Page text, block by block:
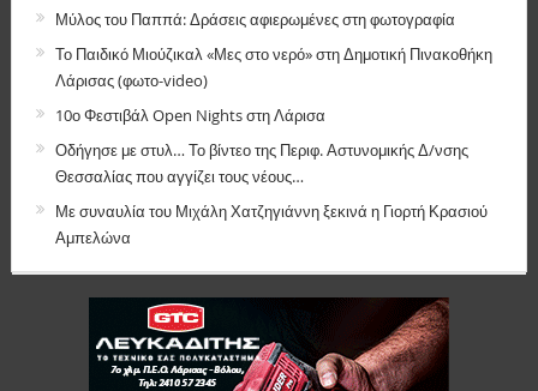
Μύλος του Παππά: Δράσεις αφιερωμένες στη φωτογραφία
Το Παιδικό Μιούζικαλ «Μες στο νερό» στη Δημοτική Πινακοθήκη
Λάρισας (φωτο-video)
10ο Φεστιβάλ Open Nights στη Λάρισα
Οδήγησε με στυλ… Το βίντεο της Περιφ. Αστυνομικής Δ/νσης
Θεσσαλίας που αγγίζει τους νέους…
Με συναυλία του Μιχάλη Χατζηγιάννη ξεκινά η Γιορτή Κρασιού
Αμπελώνα